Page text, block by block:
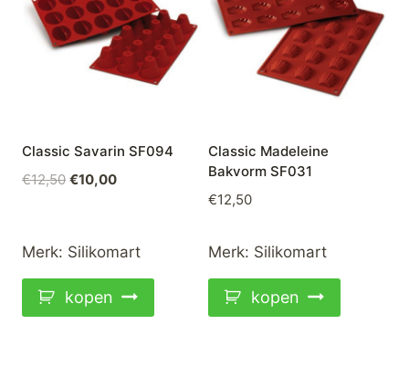
Classic Savarin SF094
€12,50 Oorspronkelijke
€12,50.
€10,00Huidige
€10,00.
Merk: Silikomart
kopen
Classic Madeleine
Bakvorm SF031
€12,50
Merk: Silikomart
kopen